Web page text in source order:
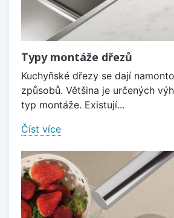
Typy montáže dřezů
Kuchyňské dřezy se dají
způsobů. Většina je určených
typ montáže. Existují...
Číst více